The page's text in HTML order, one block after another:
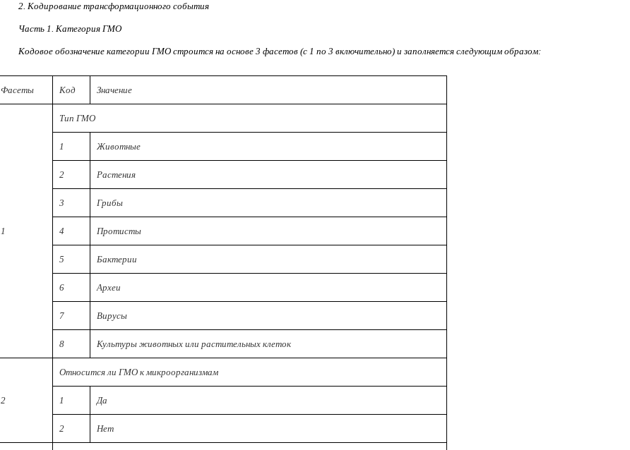
2. Кодирование трансформационного события
Часть 1. Категория ГМО
Кодовое обозначение категории ГМО строится на основе 3 фасетов (с 1 по 3 включительно) и заполняется следующим образом:
Фасеты Код Значение
1
Тип ГМО
1 Животные
2 Растения
3 Грибы
4 Протисты
5 Бактерии
6 Археи
7 Вирусы
8 Культуры животных или растительных клеток
2
Относится ли ГМО к микроорганизмам
1 Да
2 Нет